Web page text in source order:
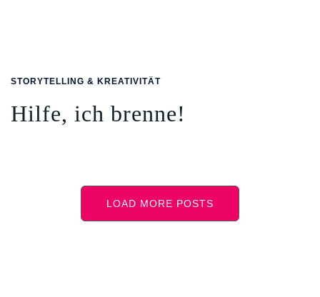
STORYTELLING & KREATIVITÄT
Hilfe, ich brenne!
LOAD MORE POSTS